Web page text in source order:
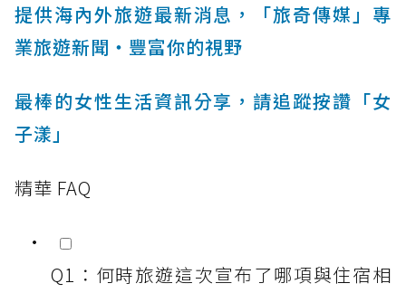
提供海內外旅遊最新消息，「旅奇傳媒」專
業旅遊新聞‧豐富你的視野
最棒的女性生活資訊分享，請追蹤按讚「女
子漾」
精華 FAQ
Q1：何時旅遊這次宣布了哪項與住宿相